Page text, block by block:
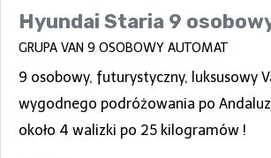
Hyundai Staria 9
GRUPA VAN 9 OSOBOWY AUTOMAT
9 osobowy, futurystyczny, luksusowy
wygodnego podróżowania po
około 4 walizki po 25 kilogramów !